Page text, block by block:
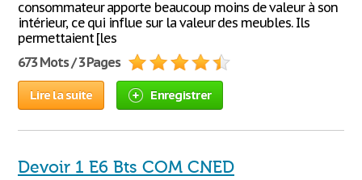
consommateur apporte beaucoup moins de valeur à son
intérieur, ce qui influe sur la valeur des meubles. Ils
permettaient [les
673 Mots / 3 Pages
Lire la suite Enregistrer
Devoir 1 E6 Bts COM CNED